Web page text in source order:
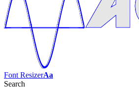
Font ResizerAa
Search